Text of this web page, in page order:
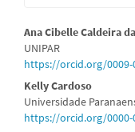
Conteúdo
do
artigo
principal
Ana Cibelle Caldeira
UNIPAR
https://orcid.org/0009-
Kelly Cardoso
Universidade
https://orcid.org/0000-